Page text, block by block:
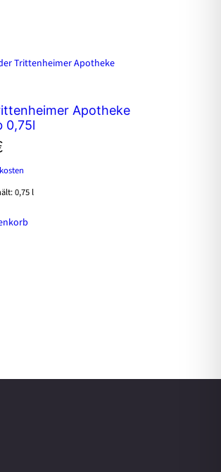
Apotheke
0,75l
0,75 l